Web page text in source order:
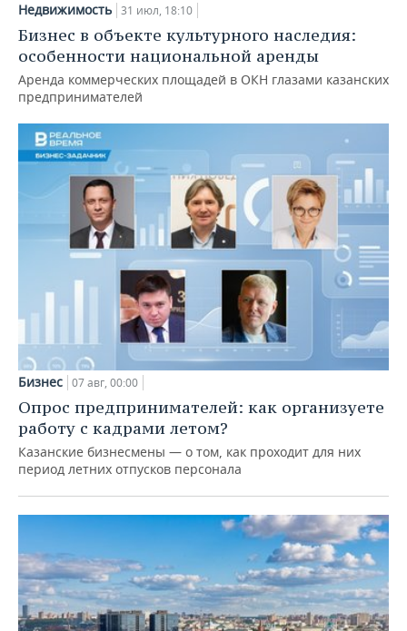
Недвижимость 31 июл, 18:10
Бизнес в объекте культурного наследия:
особенности национальной аренды
Аренда коммерческих площадей в ОКН глазами казанских
предпринимателей
Бизнес 07 авг, 00:00
Опрос предпринимателей: как организуете
работу с кадрами летом?
Казанские бизнесмены — о том, как проходит для них
период летних отпусков персонала